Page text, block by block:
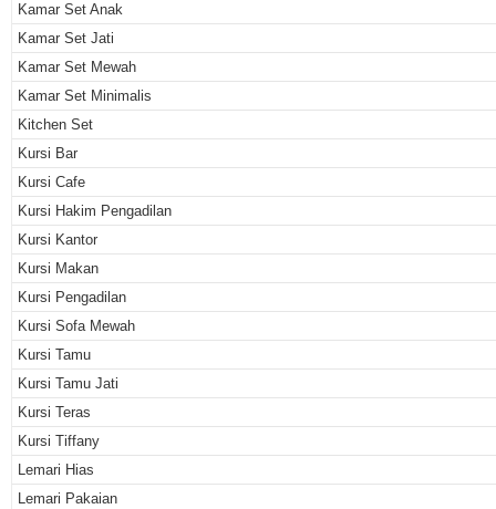
Kamar Set Anak
Kamar Set Jati
Kamar Set Mewah
Kamar Set Minimalis
Kitchen Set
Kursi Bar
Kursi Cafe
Kursi Hakim Pengadilan
Kursi Kantor
Kursi Makan
Kursi Pengadilan
Kursi Sofa Mewah
Kursi Tamu
Kursi Tamu Jati
Kursi Teras
Kursi Tiffany
Lemari Hias
Lemari Pakaian